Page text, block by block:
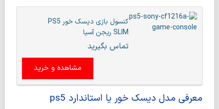
کنسول بازی دیسک خور PS5
SLIM ریجن آسیا
تماس بگیرید
مشاهده و خرید
معرفی مدل دیسک خور یا استاندارد ps5